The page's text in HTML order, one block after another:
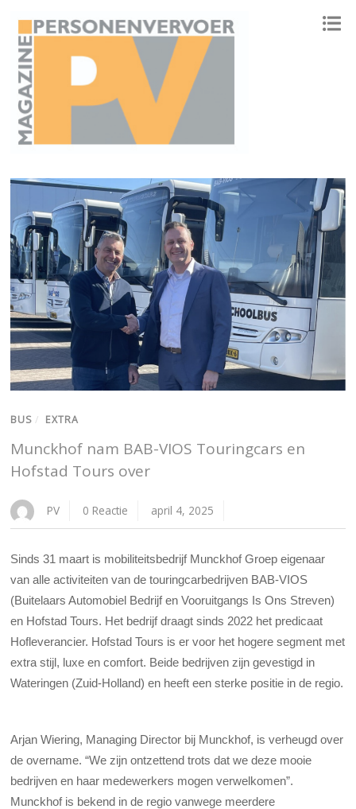
BUS / EXTRA
Munckhof nam BAB-VIOS Touringcars en
Hofstad Tours over
PV 0 Reactie april 4, 2025
Sinds 31 maart is mobiliteitsbedrijf Munckhof Groep eigenaar
van alle activiteiten van de touringcarbedrijven BAB-VIOS
(Buitelaars Automobiel Bedrijf en Vooruitgangs Is Ons Streven)
en Hofstad Tours. Het bedrijf draagt sinds 2022 het predicaat
Hofleverancier. Hofstad Tours is er voor het hogere segment met
extra stijl, luxe en comfort. Beide bedrijven zijn gevestigd in
Wateringen (Zuid-Holland) en heeft een sterke positie in de regio.
Arjan Wiering, Managing Director bij Munckhof, is verheugd over
de overname. “We zijn ontzettend trots dat we deze mooie
bedrijven en haar medewerkers mogen verwelkomen”.
Munckhof is bekend in de regio vanwege meerdere